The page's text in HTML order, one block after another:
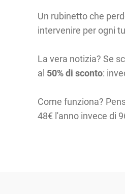
Un rubinetto che
intervenire per ogni
La vera notizia? Se
al 50% di sconto:
Come funziona?
48€ l'anno invece di